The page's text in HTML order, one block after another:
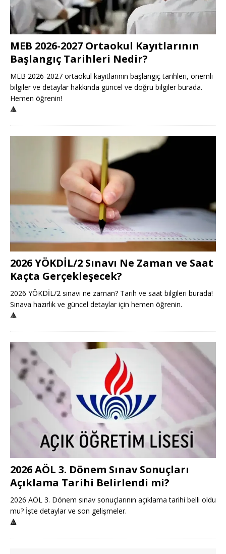
MEB 2026-2027 Ortaokul Kayıtlarının
Başlangıç Tarihleri Nedir?
MEB 2026-2027 ortaokul kayıtlarının başlangıç tarihleri, önemli
bilgiler ve detaylar hakkında güncel ve doğru bilgiler burada.
Hemen öğrenin!
🔺
2026 YÖKDİL/2 Sınavı Ne Zaman ve Saat
Kaçta Gerçekleşecek?
2026 YÖKDİL/2 sınavı ne zaman? Tarih ve saat bilgileri burada!
Sınava hazırlık ve güncel detaylar için hemen öğrenin.
🔺
2026 AÖL 3. Dönem Sınav Sonuçları
Açıklama Tarihi Belirlendi mi?
2026 AÖL 3. Dönem sınav sonuçlarının açıklama tarihi belli oldu
mu? İşte detaylar ve son gelişmeler.
🔺